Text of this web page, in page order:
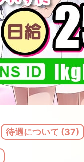
待遇について (37)